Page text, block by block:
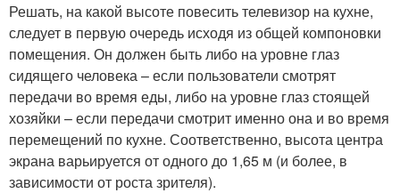
Решать, на какой высоте повесить телевизор на кухне,
следует в первую очередь исходя из общей компоновки
помещения. Он должен быть либо на уровне глаз
сидящего человека – если пользователи смотрят
передачи во время еды, либо на уровне глаз стоящей
хозяйки – если передачи смотрит именно она и во время
перемещений по кухне. Соответственно, высота центра
экрана варьируется от одного до 1,65 м (и более, в
зависимости от роста зрителя).